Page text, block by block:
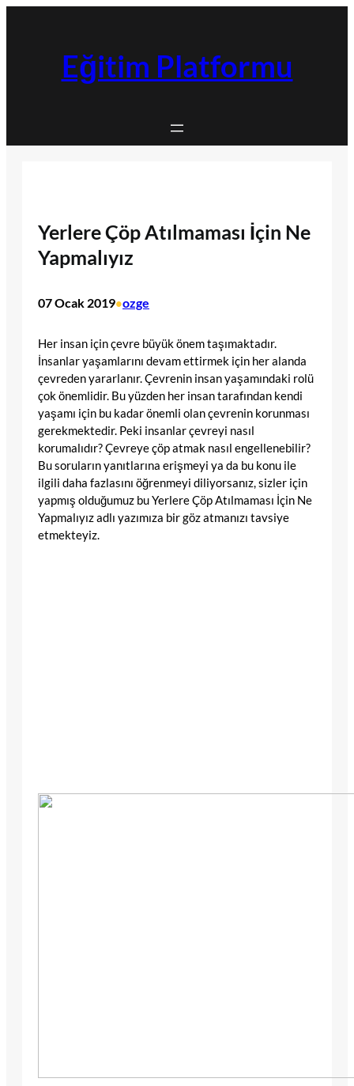
Eğitim Platformu
Yerlere Çöp Atılmaması İçin Ne
Yapmalıyız
07 Ocak 2019•ozge
Her insan için çevre büyük önem taşımaktadır.
İnsanlar yaşamlarını devam ettirmek için her alanda
çevreden yararlanır. Çevrenin insan yaşamındaki rolü
çok önemlidir. Bu yüzden her insan tarafından kendi
yaşamı için bu kadar önemli olan çevrenin korunması
gerekmektedir. Peki insanlar çevreyi nasıl
korumalıdır? Çevreye çöp atmak nasıl engellenebilir?
Bu soruların yanıtlarına erişmeyi ya da bu konu ile
ilgili daha fazlasını öğrenmeyi diliyorsanız, sizler için
yapmış olduğumuz bu Yerlere Çöp Atılmaması İçin Ne
Yapmalıyız adlı yazımıza bir göz atmanızı tavsiye
etmekteyiz.